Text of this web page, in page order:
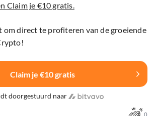
Claim je €10 gratis.
om direct te profiteren van de groeiende
Claim je €10 gratis
doorgestuurd naar